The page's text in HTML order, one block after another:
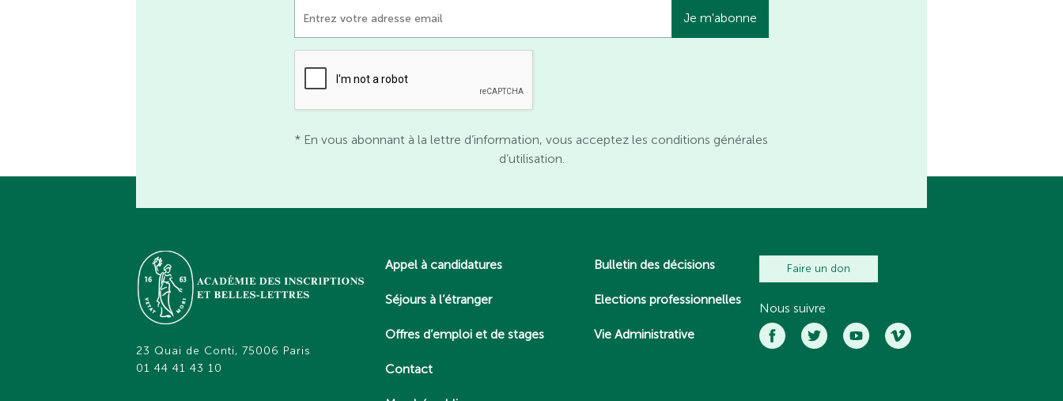
* En vous abonnant à la lettre d’information, vous acceptez les conditions générales
d’utilisation.
23 Quai de Conti, 75006 Paris
01 44 41 43 10
Appel à candidatures
Séjours à l’étranger
Offres d’emploi et de stages
Contact
Bulletin des décisions
Elections professionnelles
Vie Administrative
Faire un don
Nous suivre